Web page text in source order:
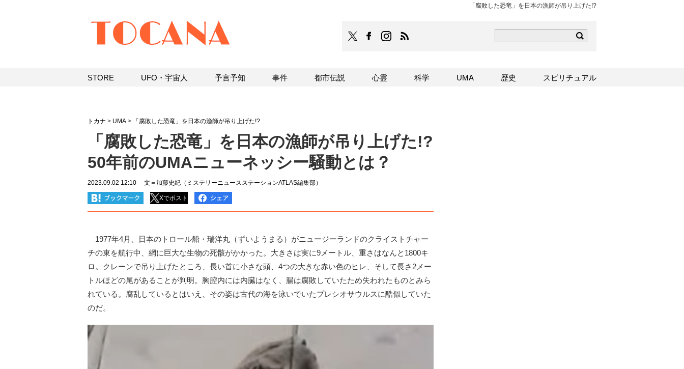
「腐敗した恐竜」を日本の漁師が吊り上げた!?
TOCANAのFacebookはこちら
TOCANAのinstagramはこちら
トカナ > UMA > 「腐敗した恐竜」を日本の漁師が吊り上げた!?
「腐敗した恐竜」を日本の漁師が吊り上げた!?
50年前のUMAニューネッシー騒動とは？
2023.09.02 12:10 文＝加藤史紀（ミステリーニュースステーションATLAS編集部）
Xでポスト
1977年4月、日本のトロール船・瑞洋丸（ずいようまる）がニュージーランドのクライストチャー
チの東を航行中、網に巨大な生物の死骸がかかった。大きさは実に9メートル、重さはなんと1800キ
ロ。クレーンで吊り上げたところ、長い首に小さな頭、4つの大きな赤い色のヒレ、そして長さ2メー
トルほどの尾があることが判明。胸腔内には内臓はなく、腸は腐敗していたため失われたものとみら
れている。腐乱しているとはいえ、その姿は古代の海を泳いでいたプレシオサウルスに酷似していた
のだ。
STORE UFO・宇宙人 予言予知 事件 都市伝説 心霊 科学 UMA 歴史 スピリチュアル